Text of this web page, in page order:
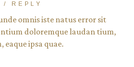
REPLY
omnis iste natus error sit
doloremque laudan tium,
ipsa quae.